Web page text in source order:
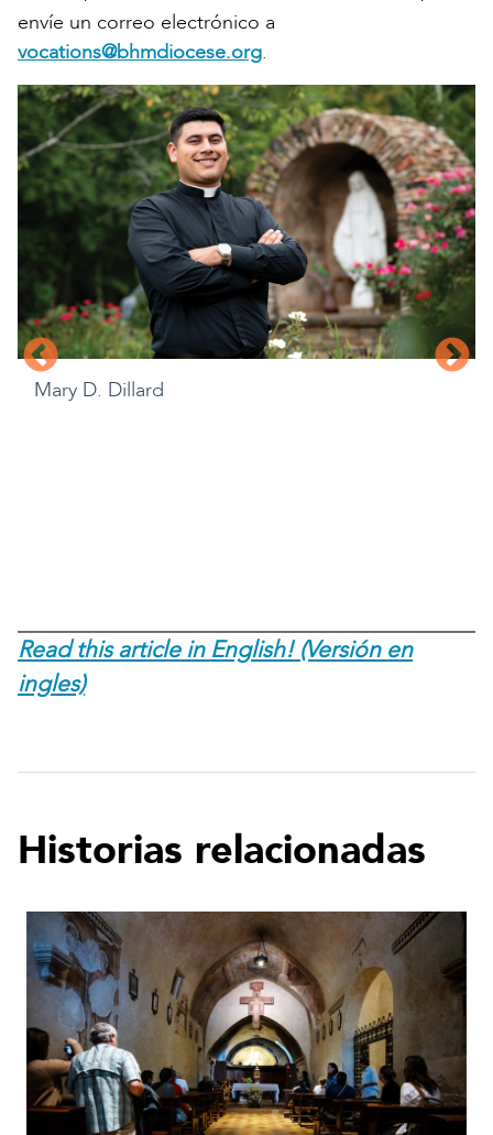
envíe un correo electrónico a
vocations@bhmdiocese.org.
Mary D. Dillard
Read this article in English! (Versión en
ingles)
Historias relacionadas